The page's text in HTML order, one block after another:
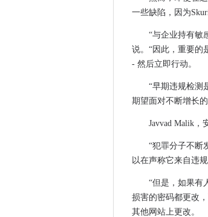
St
Singtel和
加密：上
Altran，高
送达投资
Wi-Fi
Teradata
Foxtons拒
一些缺陷，因为
“与企业持有敏
说。“因此，重要的
- 然后立即行动。
“早期违规检测
期望面对不断增长
Javvad Malik，
“犯罪分子不断
以在声称它来自违
“但是，如果有
损害的密码都更改
其他网站上更改。